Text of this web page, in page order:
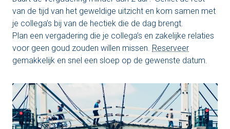
van de tijd van het geweldige uitzicht en kom samen met
je collega’s bij van de hectiek die de dag brengt.
Plan een vergadering die je collega’s en zakelijke relaties
voor geen goud zouden willen missen. Reserveer
gemakkelijk en snel een sloep op de gewenste datum.